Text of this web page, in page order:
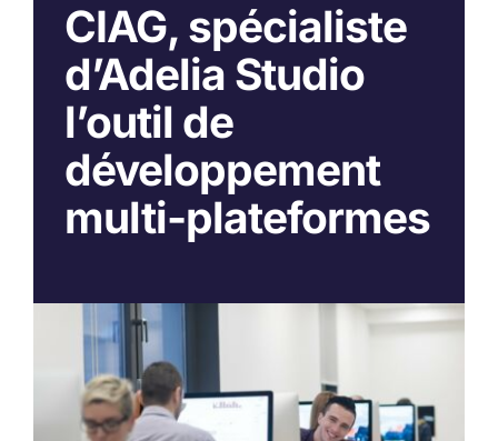
CIAG, spécialiste
d’Adelia Studio
l’outil de
développement
multi-plateformes